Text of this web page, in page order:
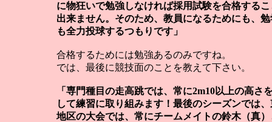
に物狂いで勉強しなければ採用試験を合格する
出来ません。そのため、教員になるためにも、
も全力投球するつもりです」
合格するためには勉強あるのみですね。
では、最後に競技面のことを教えて下さい。
「専門種目の走高跳では、常に2m10以上の高さ
して練習に取り組みます！最後のシーズンでは
地区の大会では、常にチームメイトの鈴木（真